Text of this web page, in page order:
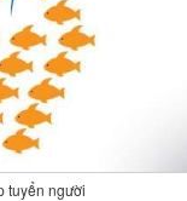
tuyển người